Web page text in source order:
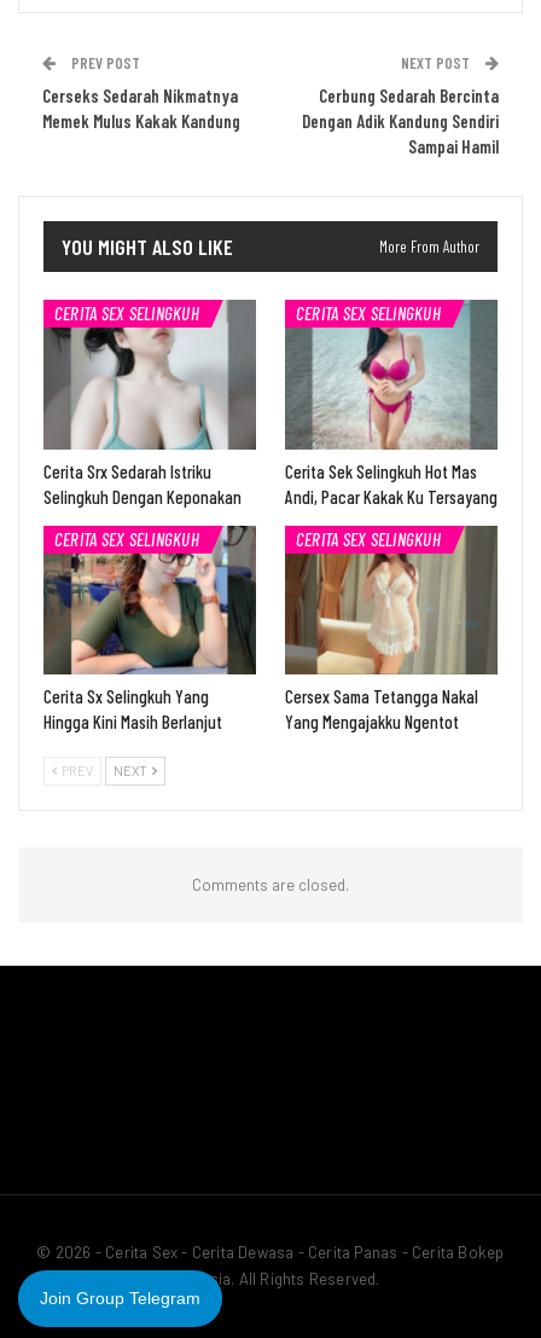
PREV POST
Cerseks Sedarah Nikmatnya
Memek Mulus Kakak Kandung
NEXT POST
Cerbung Sedarah Bercinta
Dengan Adik Kandung Sendiri
Sampai Hamil
YOU MIGHT ALSO LIKE More From Author
CERITA SEX SELINGKUH
Cerita Srx Sedarah Istriku
Selingkuh Dengan Keponakan
CERITA SEX SELINGKUH
Cerita Sek Selingkuh Hot Mas
Andi, Pacar Kakak Ku Tersayang
CERITA SEX SELINGKUH
Cerita Sx Selingkuh Yang
Hingga Kini Masih Berlanjut
CERITA SEX SELINGKUH
Cersex Sama Tetangga Nakal
Yang Mengajakku Ngentot
PREV NEXT
Comments are closed.
© 2026 - Cerita Sex - Cerita Dewasa - Cerita Panas - Cerita Bokep
Indonesia. All Rights Reserved.
Join Group Telegram